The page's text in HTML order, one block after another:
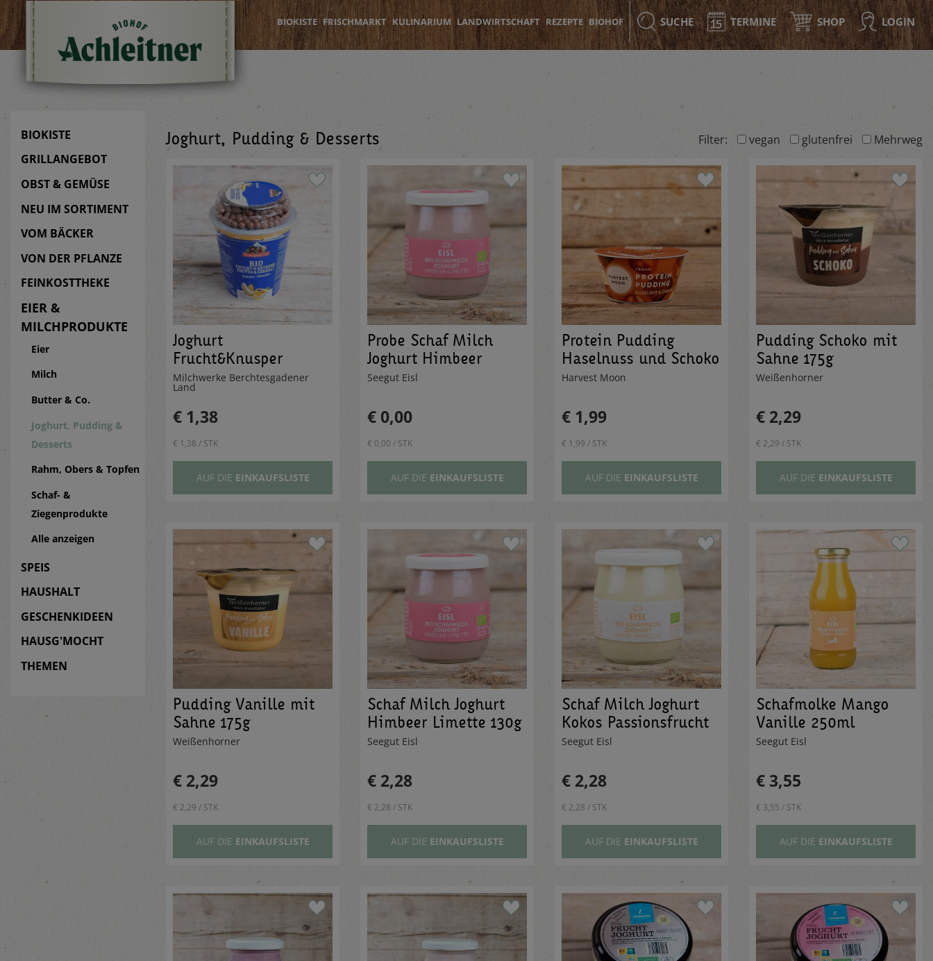
BIOKISTE FRISCHMARKT KULINARIUM LANDWIRTSCHAFT REZEPTE BIOHOF SUCHE TERMINE SHOP LOGIN
BIOKISTE
GRILLANGEBOT
OBST & GEMÜSE
NEU IM SORTIMENT
VOM BÄCKER
VON DER PFLANZE
FEINKOSTTHEKE
EIER &
MILCHPRODUKTE
Eier
Milch
Butter & Co.
Joghurt, Pudding &
Desserts
Rahm, Obers & Topfen
Schaf- &
Ziegenprodukte
Alle anzeigen
SPEIS
HAUSHALT
GESCHENKIDEEN
HAUSG'MOCHT
THEMEN
Joghurt, Pudding & Desserts Filter: vegan glutenfrei Mehrweg
Joghurt
Frucht&Knusper
Banane 150g
Milchwerke Berchtesgadener
Land
€ 1,38
€ 1,38 / STK
AUF DIE EINKAUFSLISTE
Probe Schaf Milch
Joghurt Himbeer
Limette 130g
Seegut Eisl
€ 0,00
€ 0,00 / STK
AUF DIE EINKAUFSLISTE
Protein Pudding
Haselnuss und Schoko
120g
Harvest Moon
€ 1,99
€ 1,99 / STK
AUF DIE EINKAUFSLISTE
Pudding Schoko mit
Sahne 175g
Weißenhorner
€ 2,29
€ 2,29 / STK
AUF DIE EINKAUFSLISTE
Pudding Vanille mit
Sahne 175g
Weißenhorner
€ 2,29
€ 2,29 / STK
AUF DIE EINKAUFSLISTE
Schaf Milch Joghurt
Himbeer Limette 130g
Seegut Eisl
€ 2,28
€ 2,28 / STK
AUF DIE EINKAUFSLISTE
Schaf Milch Joghurt
Kokos Passionsfrucht
130g
Seegut Eisl
€ 2,28
€ 2,28 / STK
AUF DIE EINKAUFSLISTE
Schafmolke Mango
Vanille 250ml
Seegut Eisl
€ 3,55
€ 3,55 / STK
AUF DIE EINKAUFSLISTE